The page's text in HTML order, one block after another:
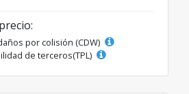
por colisión (CDW)
de terceros(TPL)